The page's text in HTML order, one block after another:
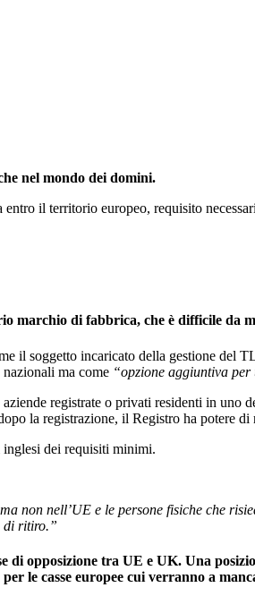
nel mondo dei domini.
il territorio europeo, requisito
marchio di fabbrica, che è difficile da
il soggetto incaricato della gestione
ma come “opzione aggiuntiva
registrate o privati residenti in
la registrazione, il Registro ha potere di
dei requisiti minimi.
non nell’UE e le persone fisiche che
di ritiro.”
opposizione tra UE e UK. Una
per le casse europee cui verranno a